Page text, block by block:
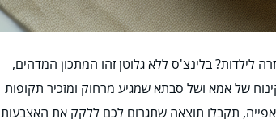
בלינצ'ס ללא גלוטן זהו המתכון המדהים,
של אמא ושל סבתא שמגיע מרחוק ומזכיר תקופות
תקבלו תוצאה שתגרום לכם ללקק את האצבעות